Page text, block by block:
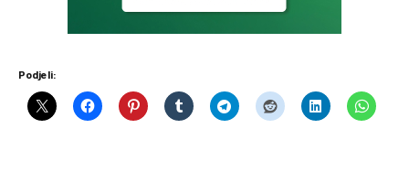
Podjeli: